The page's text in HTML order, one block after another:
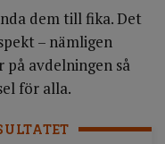
dem till fika. Det
– nämligen
på avdelningen så
för alla.